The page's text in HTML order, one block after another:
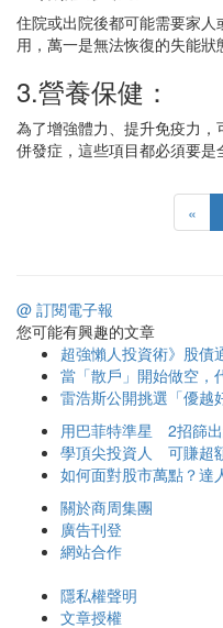
住院或出院後都可能需要家
用，萬一是無法恢復的失能狀
3.營養保健：
為了增強體力、提升免疫力
併發症，這些項目都必須要是
«
@ 訂閱電子報
您可能有興趣的文章
超強懶人投資術》股債
當「散戶」開始做空，
雷浩斯公開挑選「優越
用巴菲特準星 2招篩
學頂尖投資人 可賺超
如何面對股市萬點？達
關於商周集團
廣告刊登
網站合作
隱私權聲明
文章授權